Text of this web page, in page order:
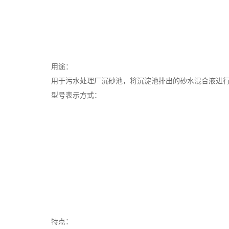
用途：
用于污水处理厂沉砂池，将沉淀池排出的砂水混合液进行
型号表示方式：
特点：